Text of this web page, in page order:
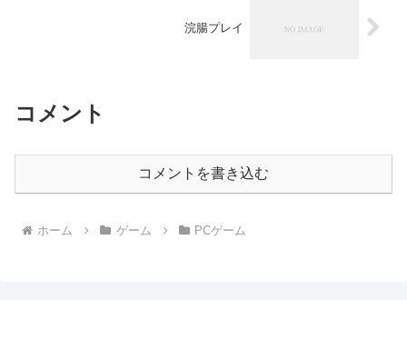
浣腸プレイ
コメント
コメントを書き込む
ホーム ゲーム PCゲーム